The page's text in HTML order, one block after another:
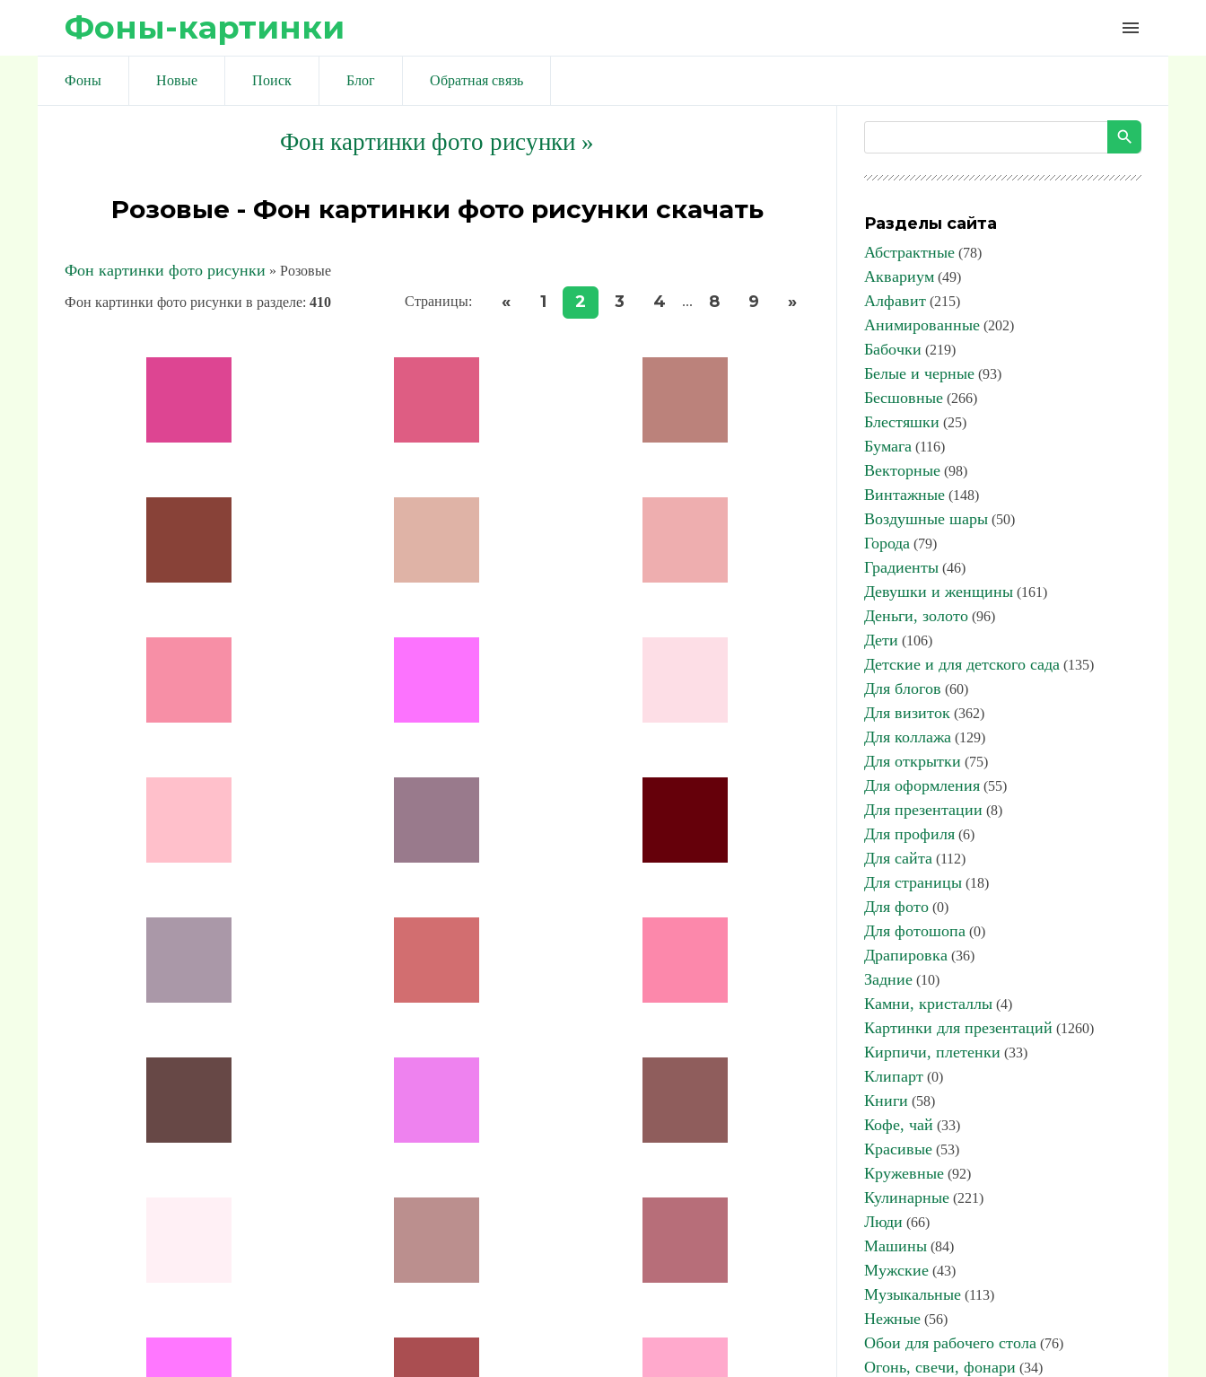
Фоны-картинки menu
Фоны Новые Поиск Блог Обратная связь
Фон картинки фото рисунки »
Розовые - Фон картинки фото рисунки скачать
Фон картинки фото рисунки » Розовые
Фон картинки фото рисунки в разделе: 410 Страницы: « 1 2 3 4 ... 8 9 »
Разделы сайта
Абстрактные (78)
Аквариум (49)
Алфавит (215)
Анимированные (202)
Бабочки (219)
Белые и черные (93)
Бесшовные (266)
Блестяшки (25)
Бумага (116)
Векторные (98)
Винтажные (148)
Воздушные шары (50)
Города (79)
Градиенты (46)
Девушки и женщины (161)
Деньги, золото (96)
Дети (106)
Детские и для детского сада (135)
Для блогов (60)
Для визиток (362)
Для коллажа (129)
Для открытки (75)
Для оформления (55)
Для презентации (8)
Для профиля (6)
Для сайта (112)
Для страницы (18)
Для фото (0)
Для фотошопа (0)
Драпировка (36)
Задние (10)
Камни, кристаллы (4)
Картинки для презентаций (1260)
Кирпичи, плетенки (33)
Клипарт (0)
Книги (58)
Кофе, чай (33)
Красивые (53)
Кружевные (92)
Кулинарные (221)
Люди (66)
Машины (84)
Мужские (43)
Музыкальные (113)
Нежные (56)
Обои для рабочего стола (76)
Огонь, свечи, фонари (34)